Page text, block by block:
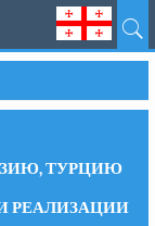
ТУРЦИЮ
РЕАЛИЗАЦИИ